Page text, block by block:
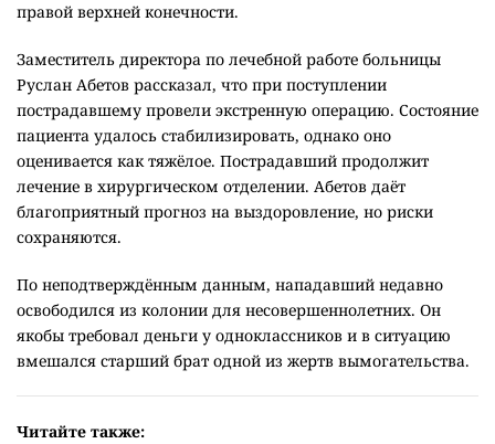
правой верхней конечности.
Заместитель директора по лечебной работе больницы
Руслан Абетов рассказал, что при поступлении
пострадавшему провели экстренную операцию. Состояние
пациента удалось стабилизировать, однако оно
оценивается как тяжёлое. Пострадавший продолжит
лечение в хирургическом отделении. Абетов даёт
благоприятный прогноз на выздоровление, но риски
сохраняются.
По неподтверждённым данным, нападавший недавно
освободился из колонии для несовершеннолетних. Он
якобы требовал деньги у одноклассников и в ситуацию
вмешался старший брат одной из жертв вымогательства.
Читайте также: